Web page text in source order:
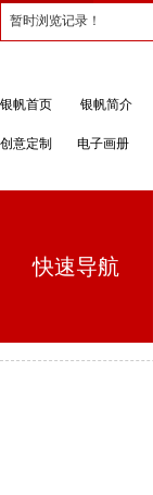
暂时浏览记录！
银帆首页 银帆简介
创意定制 电子画册
快速导航